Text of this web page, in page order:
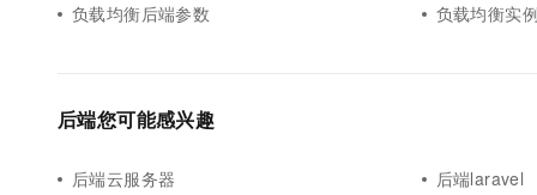
负载均衡后端参数
负载均衡实
后端您可能感兴趣
后端云服务器
后端laravel